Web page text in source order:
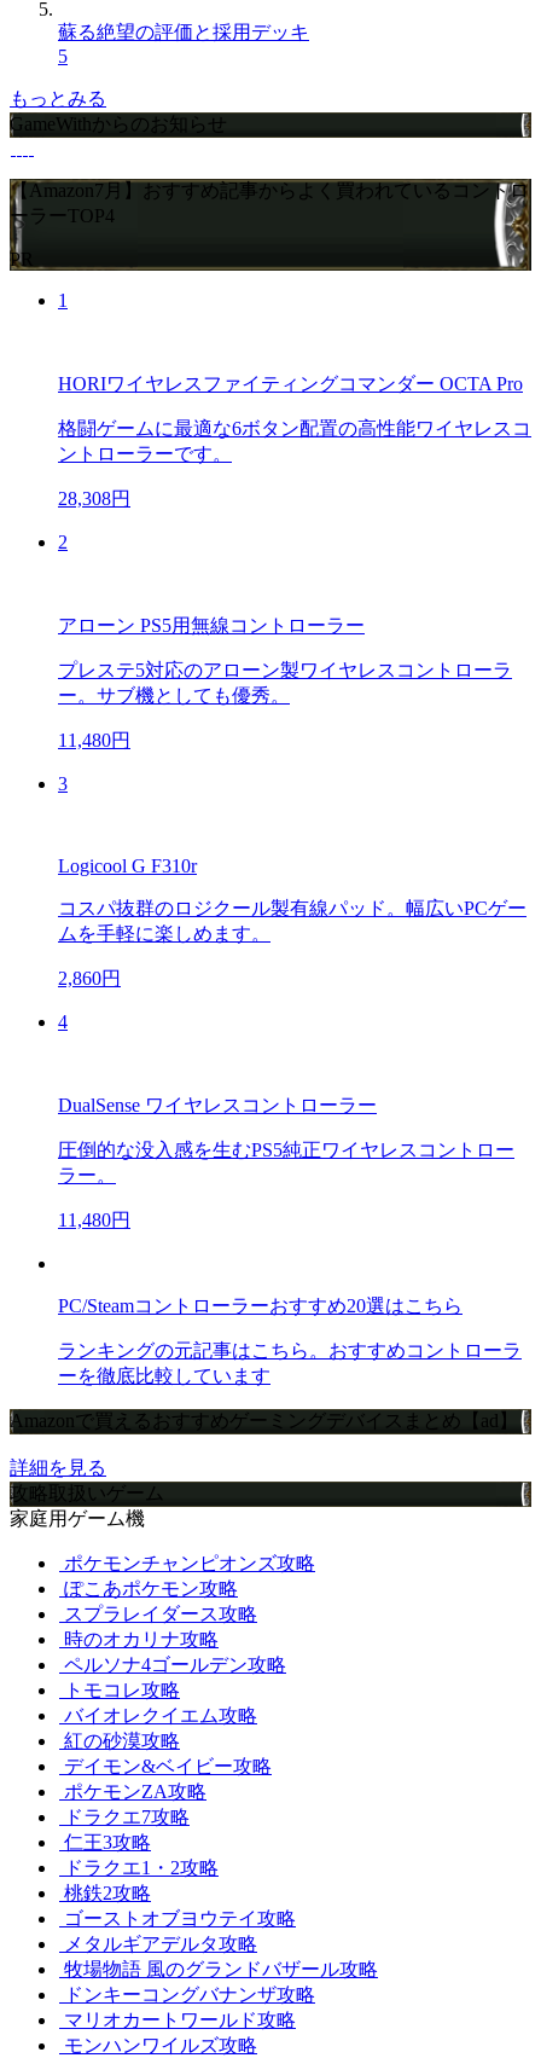
蘇る絶望の評価と採用デッキ
5
もっとみる
GameWithからのお知らせ
【Amazon7月】おすすめ記事からよく買われているコントロ
ーラーTOP4
PR
1
HORIワイヤレスファイティングコマンダー OCTA Pro
格闘ゲームに最適な6ボタン配置の高性能ワイヤレスコ
ントローラーです。
28,308円
2
アローン PS5用無線コントローラー
プレステ5対応のアローン製ワイヤレスコントローラ
ー。サブ機としても優秀。
11,480円
3
Logicool G F310r
コスパ抜群のロジクール製有線パッド。幅広いPCゲー
ムを手軽に楽しめます。
2,860円
4
DualSense ワイヤレスコントローラー
圧倒的な没入感を生むPS5純正ワイヤレスコントロー
ラー。
11,480円
PC/Steamコントローラーおすすめ20選はこちら
ランキングの元記事はこちら。おすすめコントローラ
ーを徹底比較しています
Amazonで買えるおすすめゲーミングデバイスまとめ【ad】
詳細を見る
攻略取扱いゲーム
家庭用ゲーム機
ポケモンチャンピオンズ攻略
ぽこあポケモン攻略
スプラレイダース攻略
時のオカリナ攻略
ペルソナ4ゴールデン攻略
トモコレ攻略
バイオレクイエム攻略
紅の砂漠攻略
デイモン&ベイビー攻略
ポケモンZA攻略
ドラクエ7攻略
仁王3攻略
ドラクエ1・2攻略
桃鉄2攻略
ゴーストオブヨウテイ攻略
メタルギアデルタ攻略
牧場物語 風のグランドバザール攻略
ドンキーコングバナンザ攻略
マリオカートワールド攻略
モンハンワイルズ攻略